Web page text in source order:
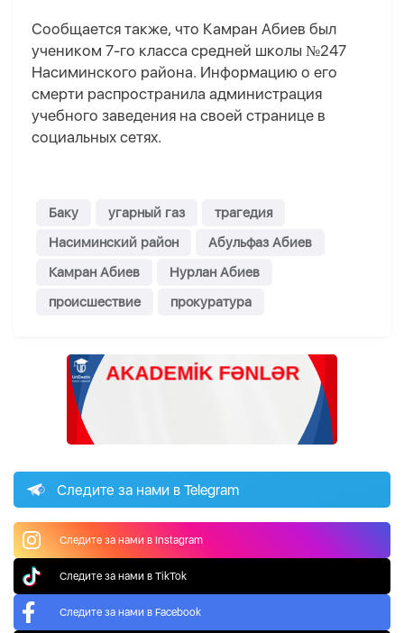
Сообщается также, что Камран Абиев был
учеником 7-го класса средней школы №247
Насиминского района. Информацию о его
смерти распространила администрация
учебного заведения на своей странице в
социальных сетях.
Баку угарный газ
трагедия
Насиминский район
Абульфаз Абиев
Камран Абиев
Нурлан Абиев
происшествие
прокуратура
Следите за нами в Telegram
Следите за нами в Instagram
Следите за нами в TikTok
Следите за нами в Facebook